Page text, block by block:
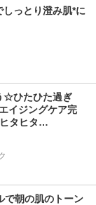
っとり澄み肌*に
☆ひたひた過ぎ
イジングケア完
タヒタ…
で朝の肌のトーン